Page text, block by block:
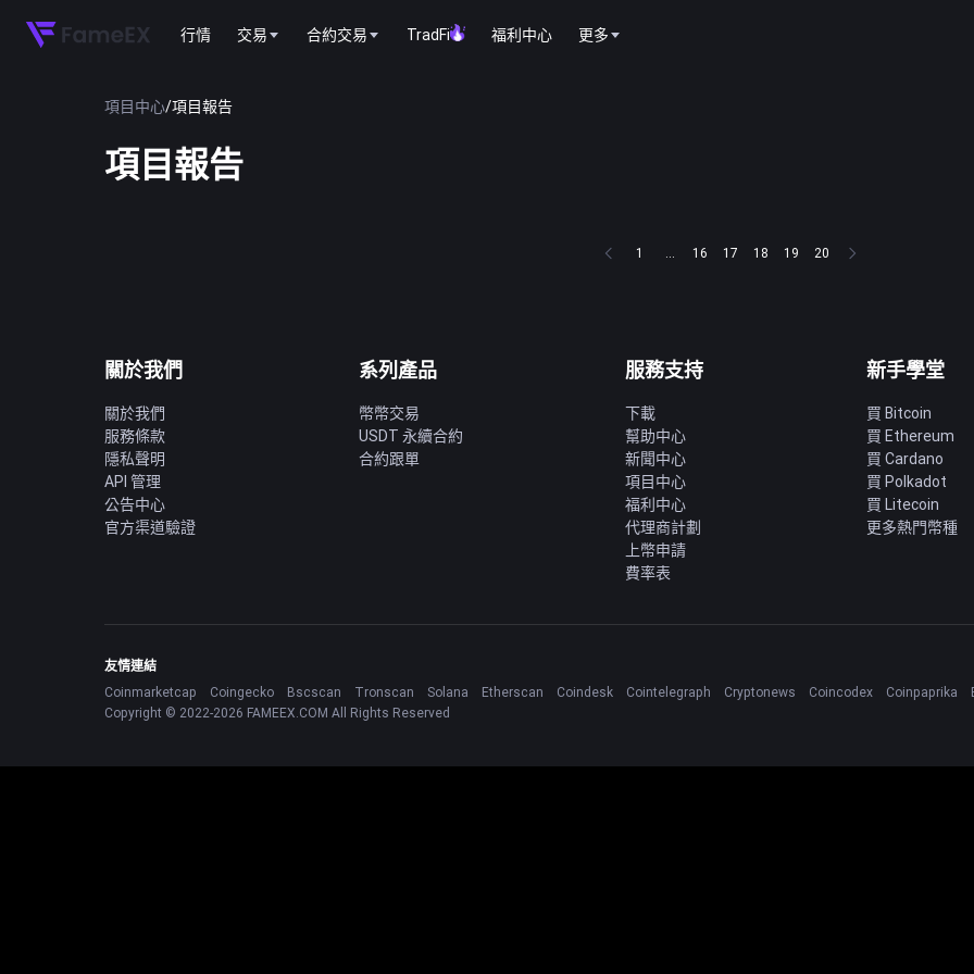
行情 交易 合約交易 TradFi 福利中心 更多
項目中心/項目報告
項目報告
1 ... 16 17 18 19 20
關於我們
關於我們
服務條款
隱私聲明
API 管理
公告中心
官方渠道驗證
系列產品
幣幣交易
USDT 永續合約
合約跟單
服務支持
下載
幫助中心
新聞中心
項目中心
福利中心
代理商計劃
上幣申請
費率表
新手學堂
買 Bitcoin
買 Ethereum
買 Cardano
買 Polkadot
買 Litecoin
更多熱門幣種
友情連結
Coinmarketcap
Coingecko Bscscan Tronscan Solana Etherscan Coindesk Cointelegraph Cryptonews Coincodex Coinpaprika
Copyright © 2022-2026 FAMEEX.COM All Rights Reserved